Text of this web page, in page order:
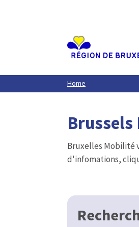
Home
Bruxelles Mobilité
d'infomations,